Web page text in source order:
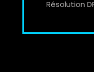
Résolution